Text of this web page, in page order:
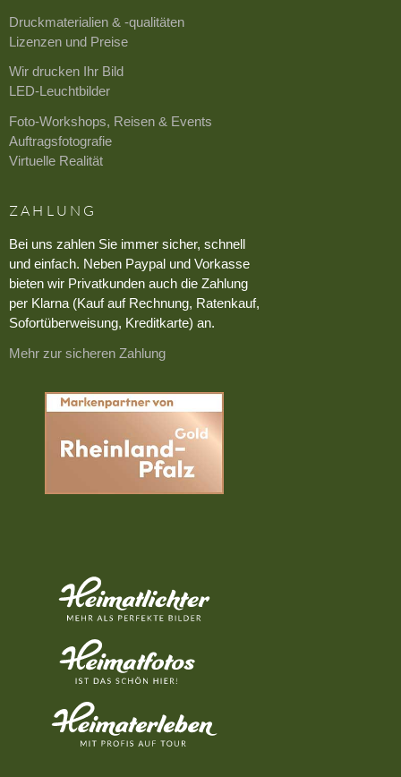
Druckmaterialien & -qualitäten
Lizenzen und Preise
Wir drucken Ihr Bild
LED-Leuchtbilder
Foto-Workshops, Reisen & Events
Auftragsfotografie
Virtuelle Realität
ZAHLUNG
Bei uns zahlen Sie immer sicher, schnell
und einfach. Neben Paypal und Vorkasse
bieten wir Privatkunden auch die Zahlung
per Klarna (Kauf auf Rechnung, Ratenkauf,
Sofortüberweisung, Kreditkarte) an.
Mehr zur sicheren Zahlung